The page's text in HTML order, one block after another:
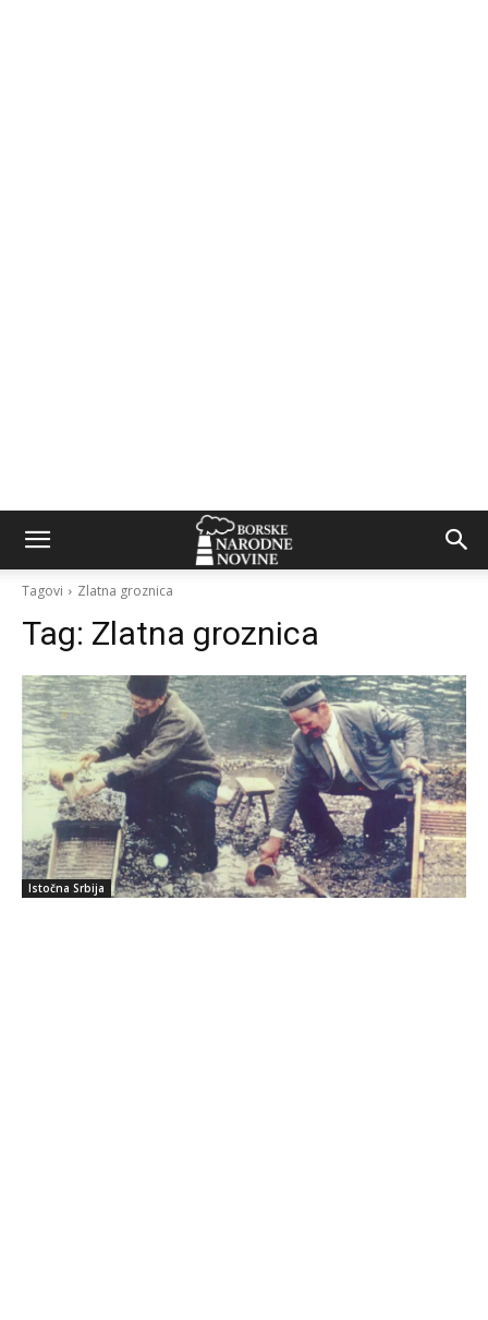
Tagovi Zlatna groznica
Tag: Zlatna groznica
Istočna Srbija